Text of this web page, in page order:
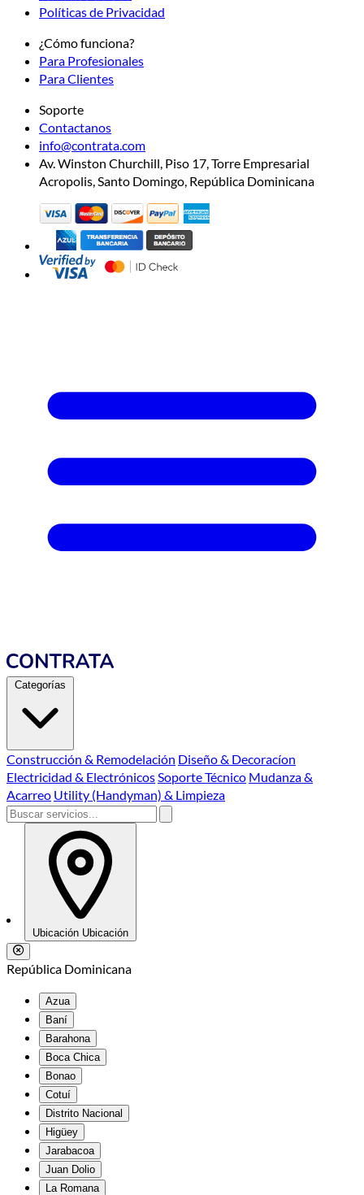
Políticas de Privacidad
¿Cómo funciona?
Para Profesionales
Para Clientes
Soporte
Contactanos
info@contrata.com
Av. Winston Churchill, Piso 17, Torre Empresarial
Acropolis, Santo Domingo, República Dominicana
Categorías
Construcción & Remodelación Diseño & Decoracíon
Electricidad & ElectrónicosSoporte Técnico Mudanza &
Acarreo Utility (Handyman) & Limpieza
Ubicación Ubicación
República Dominicana
Azua
Baní
Barahona
Boca Chica
Bonao
Cotuí
Distrito Nacional
Higüey
Jarabacoa
Juan Dolio
La Romana